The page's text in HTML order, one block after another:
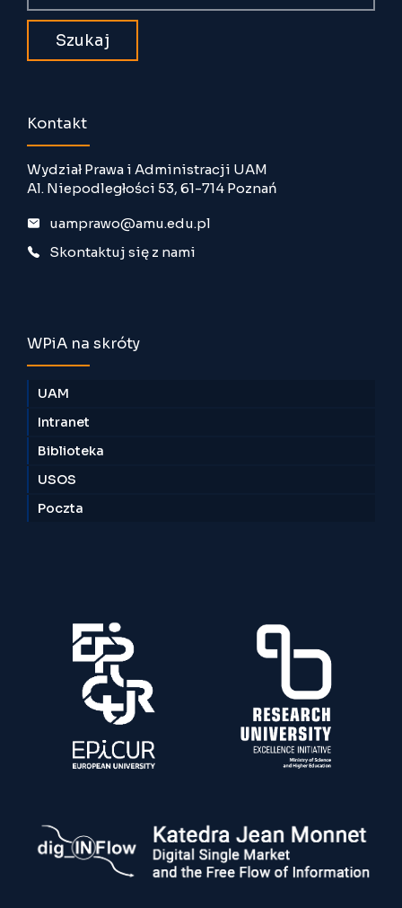
Kontakt
Wydział Prawa i Administracji UAM
Al. Niepodległości 53, 61-714 Poznań
uamprawo@amu.edu.pl
Skontaktuj się z nami
WPiA na skróty
UAM
Intranet
Biblioteka
USOS
Poczta